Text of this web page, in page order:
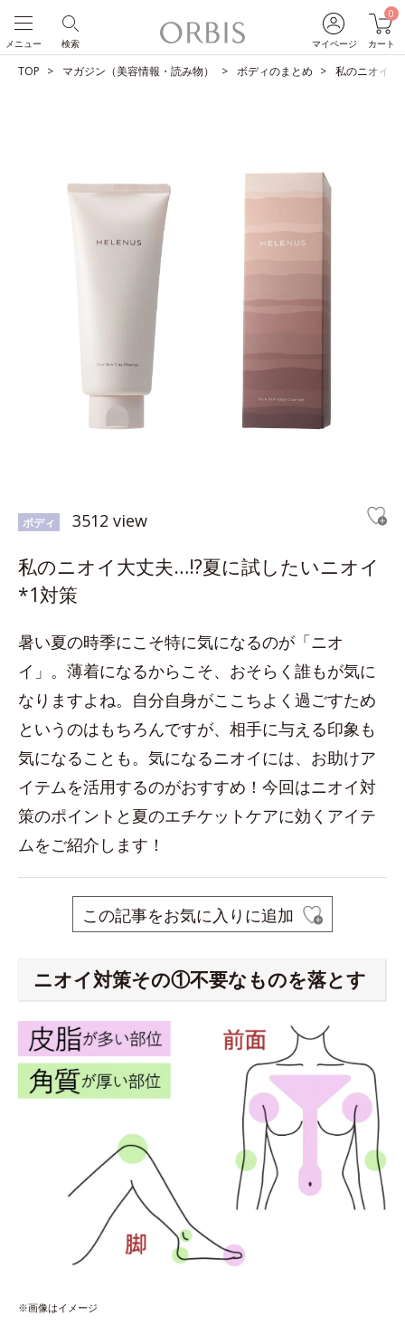
マイページ
0
カート
検索
メニュー
TOP マガジン（美容情報・読み物） ボディのまとめ 私のニオイ
ボディ 3512 view
私のニオイ大丈夫…!?夏に試したいニオイ
*1対策
暑い夏の時季にこそ特に気になるのが「ニオ
イ」。薄着になるからこそ、おそらく誰もが気に
なりますよね。自分自身がここちよく過ごすため
というのはもちろんですが、相手に与える印象も
気になることも。気になるニオイには、お助けア
イテムを活用するのがおすすめ！今回はニオイ対
策のポイントと夏のエチケットケアに効くアイテ
ムをご紹介します！
この記事をお気に入りに追加
ニオイ対策その①不要なものを落とす
※画像はイメージ